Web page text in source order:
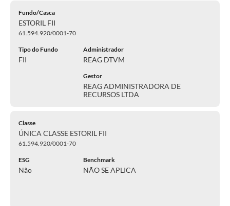
Fundo/Casca
ESTORIL FII
61.594.920/0001-70
Tipo do Fundo
FII
Administrador
REAG DTVM
Gestor
REAG ADMINISTRADORA DE
RECURSOS LTDA
Classe
ÚNICA CLASSE ESTORIL FII
61.594.920/0001-70
ESG
Não
Benchmark
NÃO SE APLICA